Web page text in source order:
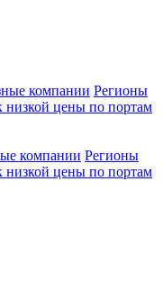
компании Регионы
низкой цены по портам
компании Регионы
низкой цены по портам